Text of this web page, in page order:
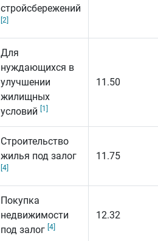
стройсбережений
[2]
Для
нуждающихся в
улучшении
жилищных
условий
[1]
11.50
Строительство
жилья под залог
[4]
11.75
Покупка
недвижимости
под залог [4]
12.32